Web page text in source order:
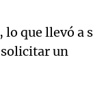
que llevó a
solicitar un